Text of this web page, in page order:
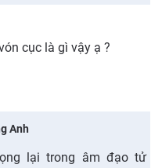
cục là gì vậy ạ ?
Anh
lại trong âm đạo tử